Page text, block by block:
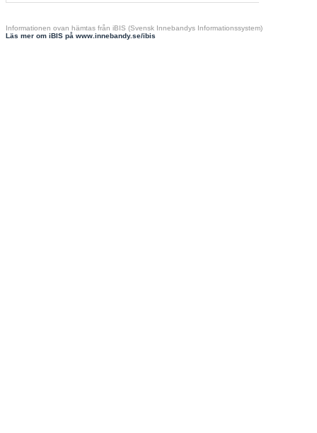
Informationen ovan hämtas från iBIS (Svensk Innebandys Informationssystem)
Läs mer om iBIS på www.innebandy.se/ibis